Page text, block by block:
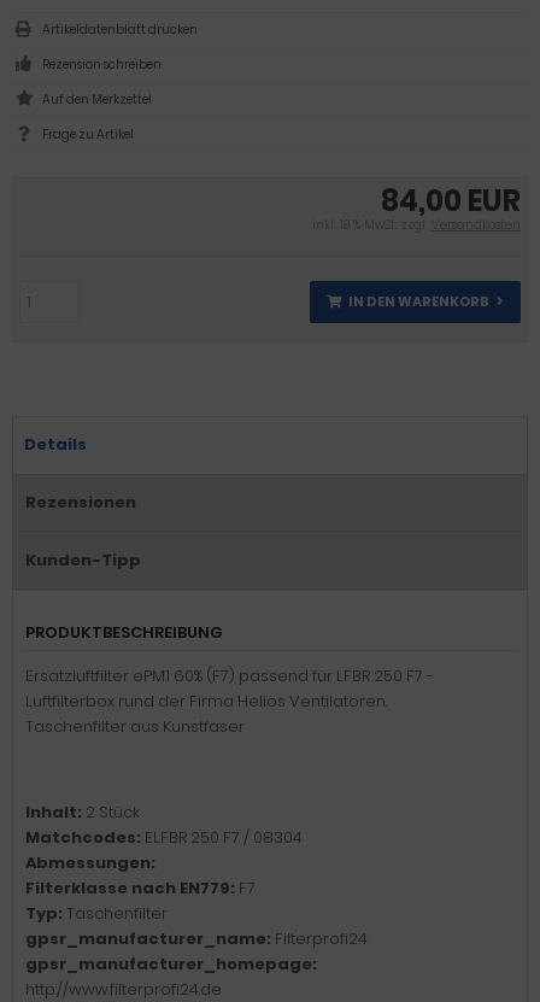
84,00 EUR
inkl. 19 % MwSt. zzgl. Versandkosten
IN DEN WARENKORB
Artikeldatenblatt drucken
Rezension schreiben
Frage zu Artikel
Details
Rezensionen
Kunden-Tipp
PRODUKTBESCHREIBUNG
Ersatzluftfilter ePM1 60% (F7) passend für LFBR 250 F7 -
Luftfilterbox rund der Firma Helios Ventilatoren.
Taschenfilter aus Kunstfaser
Inhalt: 2 Stück
Matchcodes: ELFBR 250 F7 / 08304
Abmessungen:
Filterklasse nach EN779: F7
Typ: Taschenfilter
gpsr_manufacturer_name: Filterprofi24
gpsr_manufacturer_homepage:
http://www.filterprofi24.de